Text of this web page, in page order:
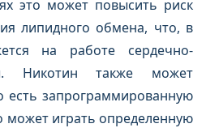
это может повысить риск
липидного обмена, что, в
на работе сердечно-
Никотин также может
есть запрограммированную
может играть определенную